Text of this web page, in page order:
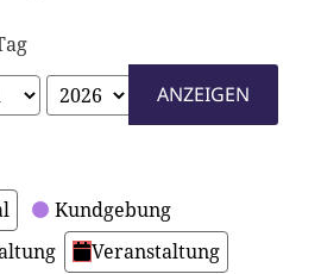
Kundgebung
Veranstaltung